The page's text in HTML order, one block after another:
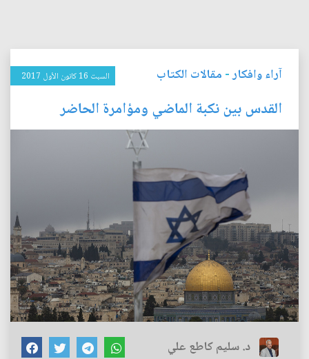
آراء وافكار- مقالات الكتاب السبت 16 كانون الأول 2017
القدس بين نكبة الماضي ومؤامرة الحاضر
د. سليم كاطع علي